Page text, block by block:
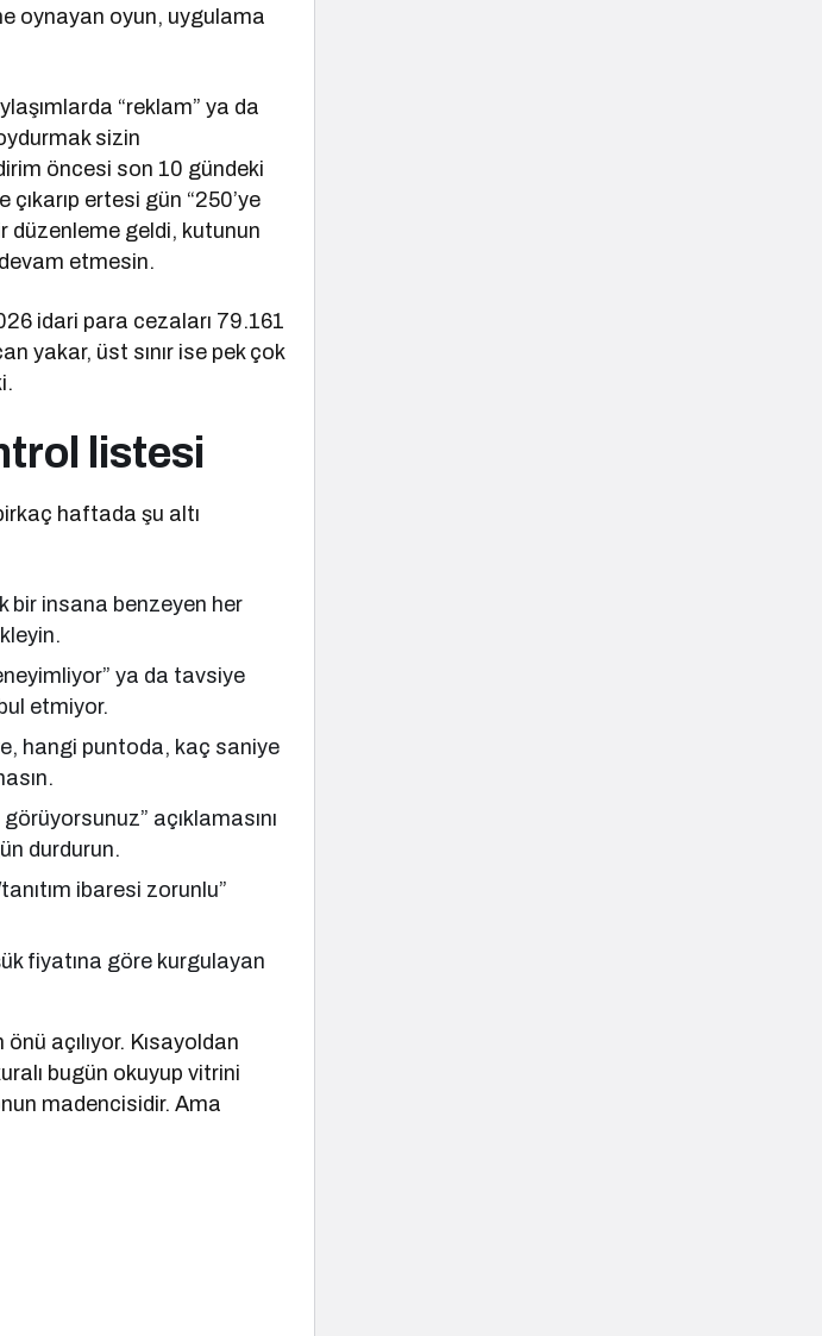
oynayan oyun, uygulama
“reklam” ya da
sizin
öncesi son 10 gündeki
ertesi gün “250’ye
düzenleme geldi, kutunun
etmesin.
idari para cezaları 79.161
yakar, üst sınır ise pek çok
listesi
haftada şu altı
bir insana benzeyen her
ya da tavsiye
etmiyor.
hangi puntoda, kaç saniye
açıklamasını
durdurun.
ibaresi zorunlu”
fiyatına göre kurgulayan
açılıyor. Kısayoldan
bugün okuyup vitrini
madencisidir. Ama